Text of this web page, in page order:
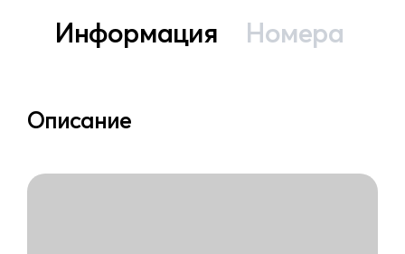
Информация Номера
Описание